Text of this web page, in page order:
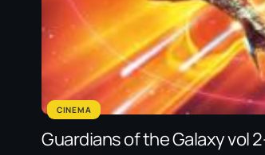
CINEMA
Guardians of the Galaxy vol